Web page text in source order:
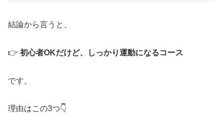
結論から言うと、
👉 初心者OKだけど、しっかり運動になるコース
です。
理由はこの3つ👇